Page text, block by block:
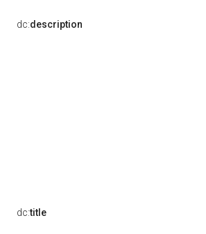
dc:description
dc:title